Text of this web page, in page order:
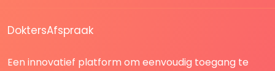
DoktersAfspraak
Een innovatief platform om eenvoudig toegang te